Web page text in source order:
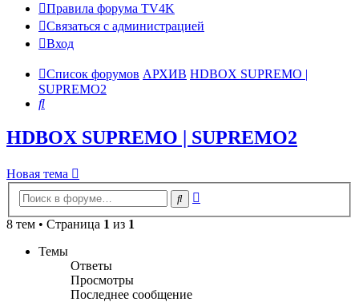
Правила форума TV4K
Связаться с администрацией
Вход
Список форумов АРХИВ HDBOX SUPREMO |
SUPREMO2
Поиск
HDBOX SUPREMO | SUPREMO2
Новая тема
Поиск
8 тем • Страница 1 из 1
Темы
Ответы
Просмотры
Последнее сообщение